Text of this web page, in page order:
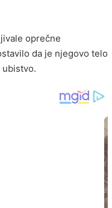
oprečne
da je njegovo telo
ubistvo.